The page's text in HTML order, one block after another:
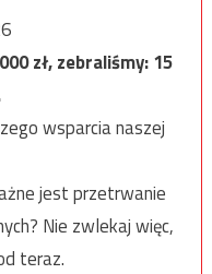
zł, zebraliśmy:15
wsparcia naszej
jest przetrwanie
Nie zwlekaj więc,
teraz.